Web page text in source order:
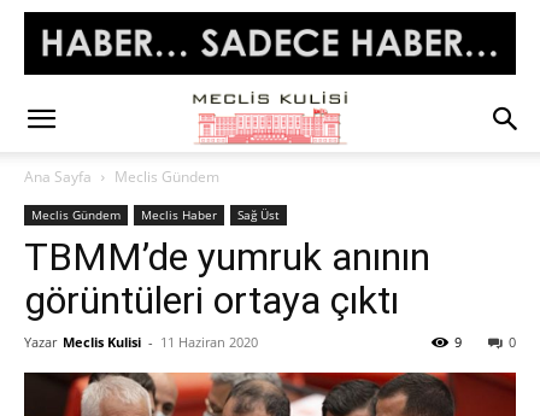
Ana Sayfa Meclis Gündem
Meclis Gündem Meclis Haber Sağ Üst
TBMM’de yumruk anının
görüntüleri ortaya çıktı
Yazar Meclis Kulisi - 11 Haziran 2020 0
9